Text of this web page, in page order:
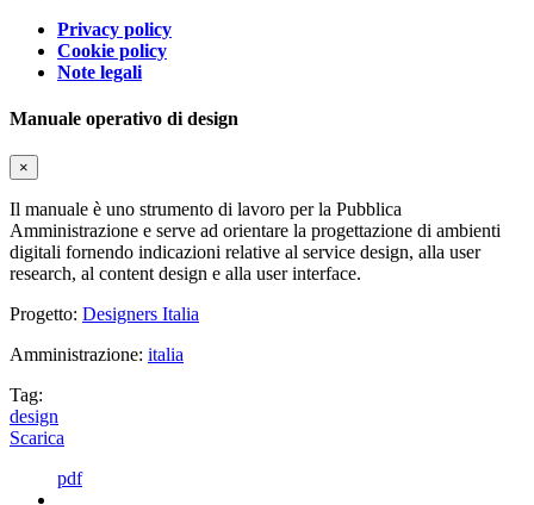
Privacy policy
Cookie policy
Note legali
Manuale operativo di design
×
Il manuale è uno strumento di lavoro per la Pubblica
Amministrazione e serve ad orientare la progettazione di ambienti
digitali fornendo indicazioni relative al service design, alla user
research, al content design e alla user interface.
Progetto: Designers Italia
Amministrazione: italia
Tag:
design
Scarica
pdf